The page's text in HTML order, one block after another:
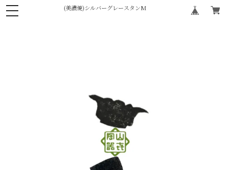
(美濃焼)シルバーグレースタンM